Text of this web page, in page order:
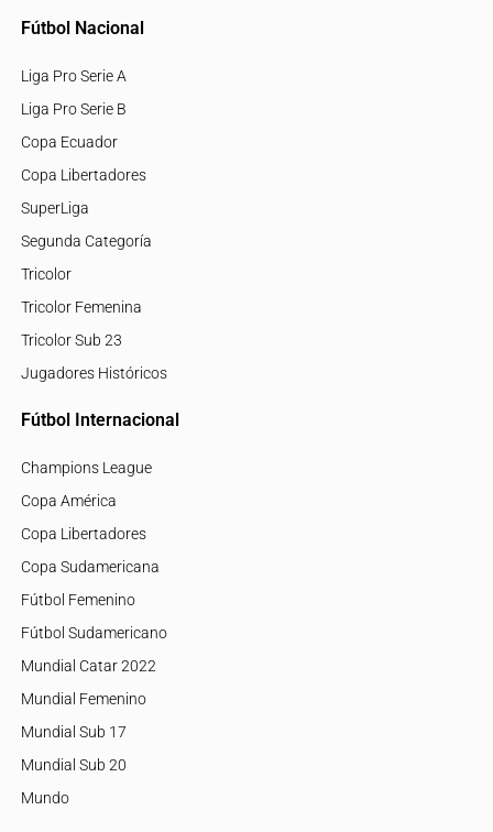
Fútbol Nacional
Liga Pro Serie A
Liga Pro Serie B
Copa Ecuador
Copa Libertadores
SuperLiga
Segunda Categoría
Tricolor
Tricolor Femenina
Tricolor Sub 23
Jugadores Históricos
Fútbol Internacional
Champions League
Copa América
Copa Libertadores
Copa Sudamericana
Fútbol Femenino
Fútbol Sudamericano
Mundial Catar 2022
Mundial Femenino
Mundial Sub 17
Mundial Sub 20
Mundo